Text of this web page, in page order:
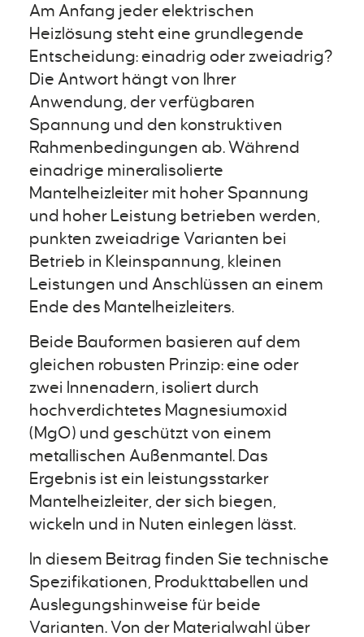
Am Anfang jeder elektrischen
Heizlösung steht eine grundlegende
Entscheidung: einadrig oder zweiadrig?
Die Antwort hängt von Ihrer
Anwendung, der verfügbaren
Spannung und den konstruktiven
Rahmenbedingungen ab. Während
einadrige mineralisolierte
Mantelheizleiter mit hoher Spannung
und hoher Leistung betrieben werden,
punkten zweiadrige Varianten bei
Betrieb in Kleinspannung, kleinen
Leistungen und Anschlüssen an einem
Ende des Mantelheizleiters.
Beide Bauformen basieren auf dem
gleichen robusten Prinzip: eine oder
zwei Innenadern, isoliert durch
hochverdichtetes Magnesiumoxid
(MgO) und geschützt von einem
metallischen Außenmantel. Das
Ergebnis ist ein leistungsstarker
Mantelheizleiter, der sich biegen,
wickeln und in Nuten einlegen lässt.
In diesem Beitrag finden Sie technische
Spezifikationen, Produkttabellen und
Auslegungshinweise für beide
Varianten. Von der Materialwahl über